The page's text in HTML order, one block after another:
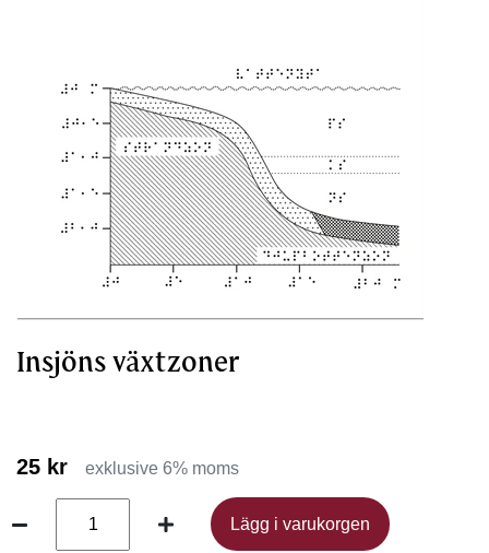
Insjöns växtzoner
25 kr exklusive 6% moms
Lägg i varukorgen
Lägg i varukorgen